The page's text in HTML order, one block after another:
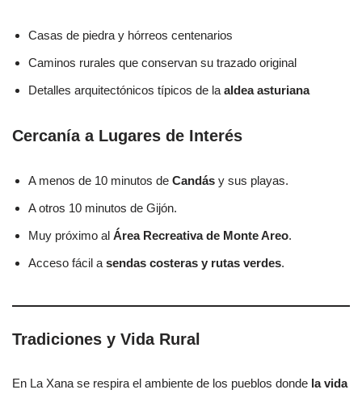
Casas de piedra y hórreos centenarios
Caminos rurales que conservan su trazado original
Detalles arquitectónicos típicos de la aldea asturiana
Cercanía a Lugares de Interés
A menos de 10 minutos de Candás y sus playas.
A otros 10 minutos de Gijón.
Muy próximo al Área Recreativa de Monte Areo.
Acceso fácil a sendas costeras y rutas verdes.
Tradiciones y Vida Rural
En La Xana se respira el ambiente de los pueblos donde la vida